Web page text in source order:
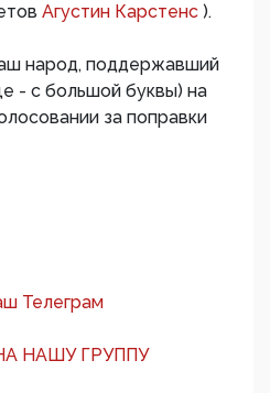
Агустин Карстенс ).
народ, поддержавший
- с большой буквы) на
за поправки
Телеграм
НАШУ ГРУППУ